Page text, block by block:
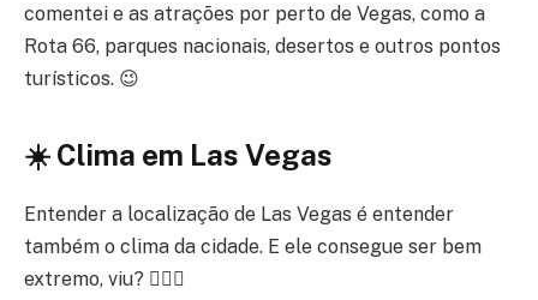
comentei e as atrações por perto de Vegas, como a
Rota 66, parques nacionais, desertos e outros pontos
turísticos. 😉
☀️ Clima em Las Vegas
Entender a localização de Las Vegas é entender
também o clima da cidade. E ele consegue ser bem
extremo, viu? 🙆🏾‍♂️